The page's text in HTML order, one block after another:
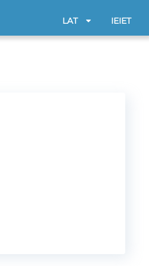
LAT IEIET